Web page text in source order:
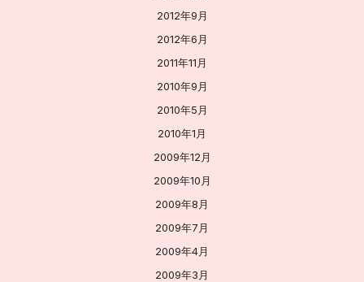
2012年9月
2012年6月
2011年11月
2010年9月
2010年5月
2010年1月
2009年12月
2009年10月
2009年8月
2009年7月
2009年4月
2009年3月